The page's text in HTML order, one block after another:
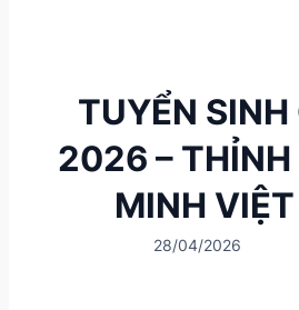
TUYỂN SINH
2026 –
MINH
28/04/2026